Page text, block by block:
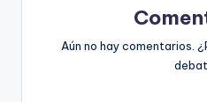
Aún no hay comentarios.